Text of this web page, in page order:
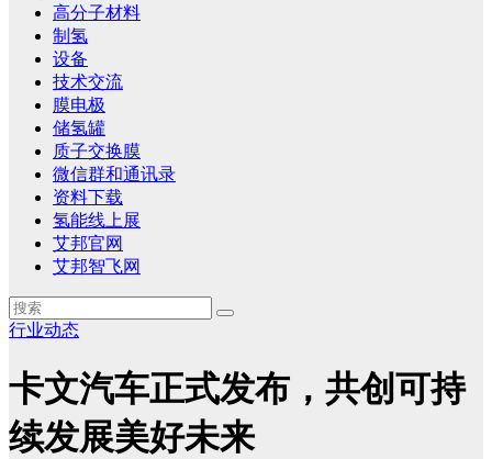
高分子材料
制氢
设备
技术交流
膜电极
储氢罐
质子交换膜
微信群和通讯录
资料下载
氢能线上展
艾邦官网
艾邦智飞网
行业动态
卡文汽车正式发布，共创可持
续发展美好未来